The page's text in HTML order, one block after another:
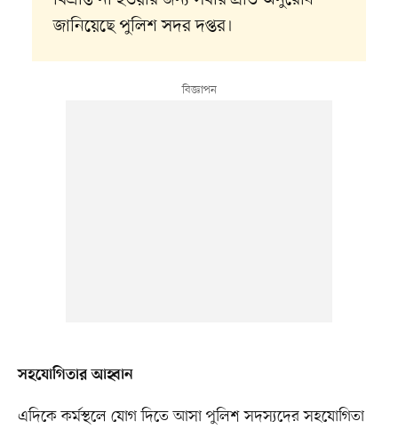
জানিয়েছে পুলিশ সদর দপ্তর।
সহযোগিতার আহ্বান
এদিকে কর্মস্থলে যোগ দিতে আসা পুলিশ সদস্যদের সহযোগিতা